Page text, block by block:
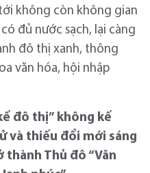
không còn không gian
đủ nước sạch, lại càng
đô thị xanh, thông
văn hóa, hội nhập
đô thị” không kế
và thiếu đổi mới sáng
Thủ đô “Văn